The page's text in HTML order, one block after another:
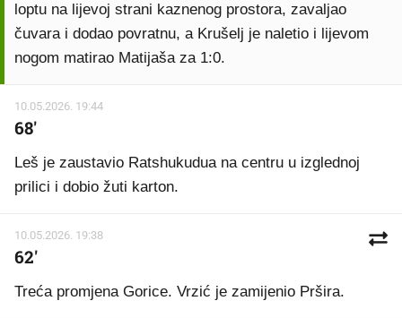
loptu na lijevoj strani kaznenog prostora, zavaljao
čuvara i dodao povratnu, a Krušelj je naletio i lijevom
nogom matirao Matijaša za 1:0.
10.05.2026. 19:44
68'
Leš je zaustavio Ratshukudua na centru u izglednoj
prilici i dobio žuti karton.
10.05.2026. 19:38
62'
Treća promjena Gorice. Vrzić je zamijenio Pršira.